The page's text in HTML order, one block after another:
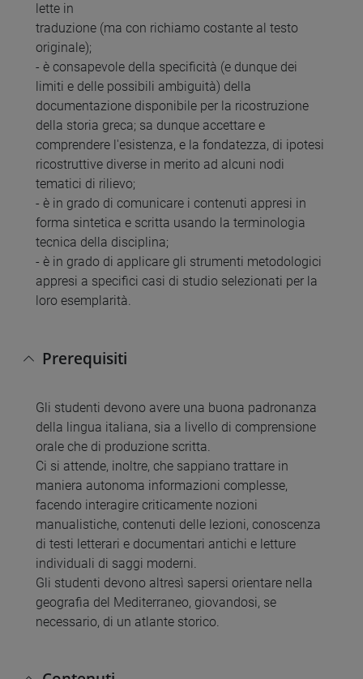
lette in
traduzione (ma con richiamo costante al testo
originale);
- è consapevole della specificità (e dunque dei
limiti e delle possibili ambiguità) della
documentazione disponibile per la ricostruzione
della storia greca; sa dunque accettare e
comprendere l'esistenza, e la fondatezza, di ipotesi
ricostruttive diverse in merito ad alcuni nodi
tematici di rilievo;
- è in grado di comunicare i contenuti appresi in
forma sintetica e scritta usando la terminologia
tecnica della disciplina;
- è in grado di applicare gli strumenti metodologici
appresi a specifici casi di studio selezionati per la
loro esemplarità.
Prerequisiti
Gli studenti devono avere una buona padronanza
della lingua italiana, sia a livello di comprensione
orale che di produzione scritta.
Ci si attende, inoltre, che sappiano trattare in
maniera autonoma informazioni complesse,
facendo interagire criticamente nozioni
manualistiche, contenuti delle lezioni, conoscenza
di testi letterari e documentari antichi e letture
individuali di saggi moderni.
Gli studenti devono altresì sapersi orientare nella
geografia del Mediterraneo, giovandosi, se
necessario, di un atlante storico.